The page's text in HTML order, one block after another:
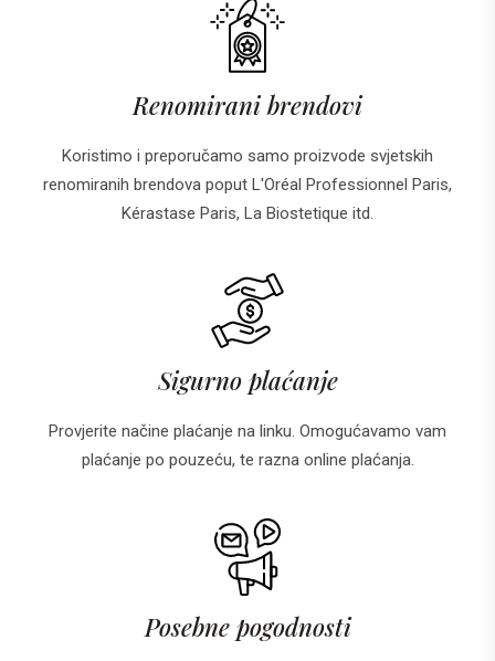
Renomirani brendovi
Koristimo i preporučamo samo proizvode svjetskih
renomiranih brendova poput L'Oréal Professionnel Paris,
Kérastase Paris, La Biostetique itd.
Sigurno plaćanje
Provjerite načine plaćanje na linku. Omogućavamo vam
plaćanje po pouzeću, te razna online plaćanja.
Posebne pogodnosti